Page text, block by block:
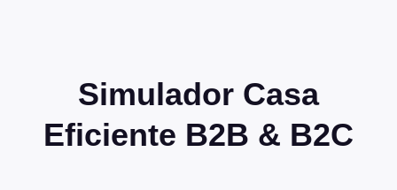
Simulador Casa
Eficiente B2B & B2C